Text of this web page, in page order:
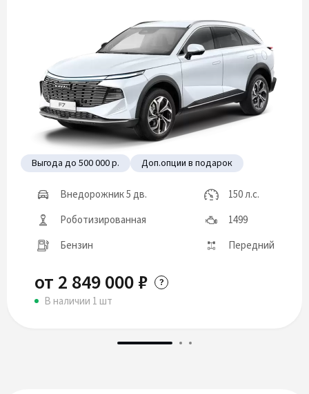
Выгода до 500 000 р. Доп.опции в подарок
Внедорожник 5 дв.
150 л.с.
Роботизированная
1499
Бензин
Передний
от 2 849 000 ₽
В наличии 1 шт